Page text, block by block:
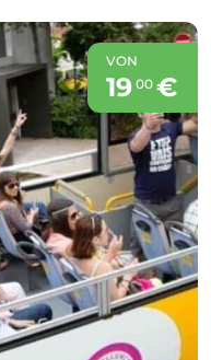
VON
19 00€